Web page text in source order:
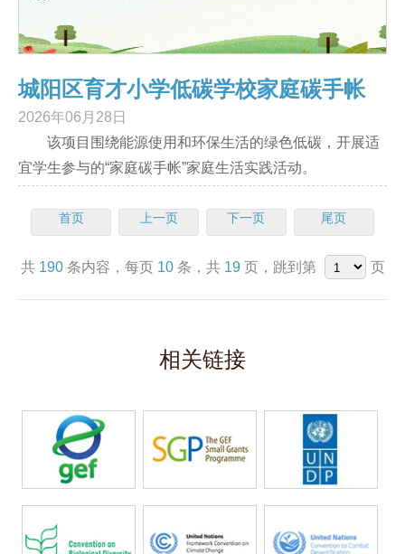
城阳区育才小学低碳学校家庭碳手帐
2026年06月28日
该项目围绕能源使用和环保生活的绿色低碳，开展适
宜学生参与的“家庭碳手帐”家庭生活实践活动。
首页 上一页 下一页 尾页
共 190条内容，每页 10条，共 19页，跳到第 页
相关链接